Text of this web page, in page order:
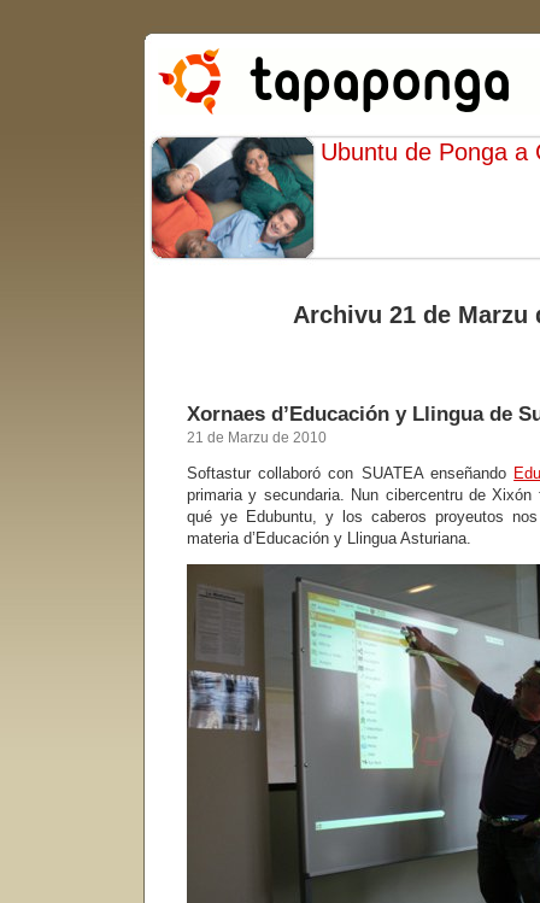
Ubuntu de Ponga
Archivu 21 de Marzu
Xornaes d’Educación y Llingua de
21 de Marzu de 2010
Softastur collaboró con SUATEA enseñando
primaria y secundaria. Nun cibercentru de
qué ye Edubuntu, y los caberos proyeutos
materia d’Educación y Llingua Asturiana.